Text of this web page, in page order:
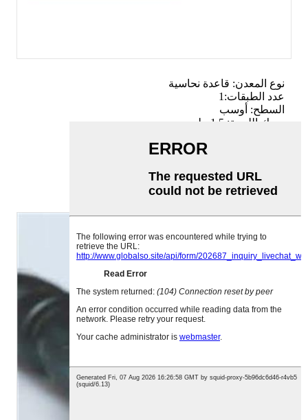
نوع المعدن: قاعدة نحاسية
عدد الطبقات:1
السطح: أوسب
سمك اللوحة: 1.5 ملم
نوع العملية: الركيزة النحاسية للفصل الحراري
المقاومة الحرارية: 0.015 درجة مئوية/واط
مفهوم التصميم: دليل معدني مباشر